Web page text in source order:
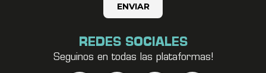
REDES SOCIALES
Seguinos en todas las plataformas!